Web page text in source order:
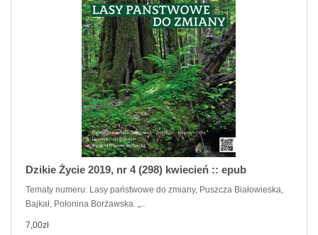
Dzikie Życie 2019, nr 4 (298) kwiecień :: epub
Tematy numeru: Lasy państwowe do zmiany, Puszcza Białowieska,
Bajkał, Połonina Borżawska. „..
7,00zł